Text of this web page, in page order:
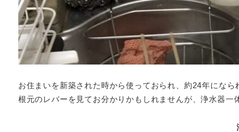
お住まいを新築された時から使っておられ、約24年になら
根元のレバーを見てお分かりかもしれませんが、浄水器一